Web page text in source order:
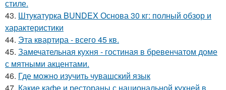
стиле.
43. Штукатурка BUNDEX Основа 30 кг: полный обзор и
характеристики
44. Эта квартира - всего 45 кв.
45. Замечательная кухня - гостиная в бревенчатом доме
с мятными акцентами.
46. Где можно изучить чувашский язык